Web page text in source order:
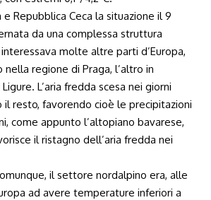
e Repubblica Ceca la situazione il 9
da una complessa struttura
molte altre parti d’Europa,
nella regione di Praga, l’altro in
L’aria fredda scesa nei giorni
resto, favorendo cioè le precipitazioni
come appunto l’altopiano bavarese,
il ristagno dell’aria fredda nei
il settore nordalpino era, alle
ad avere temperature inferiori a